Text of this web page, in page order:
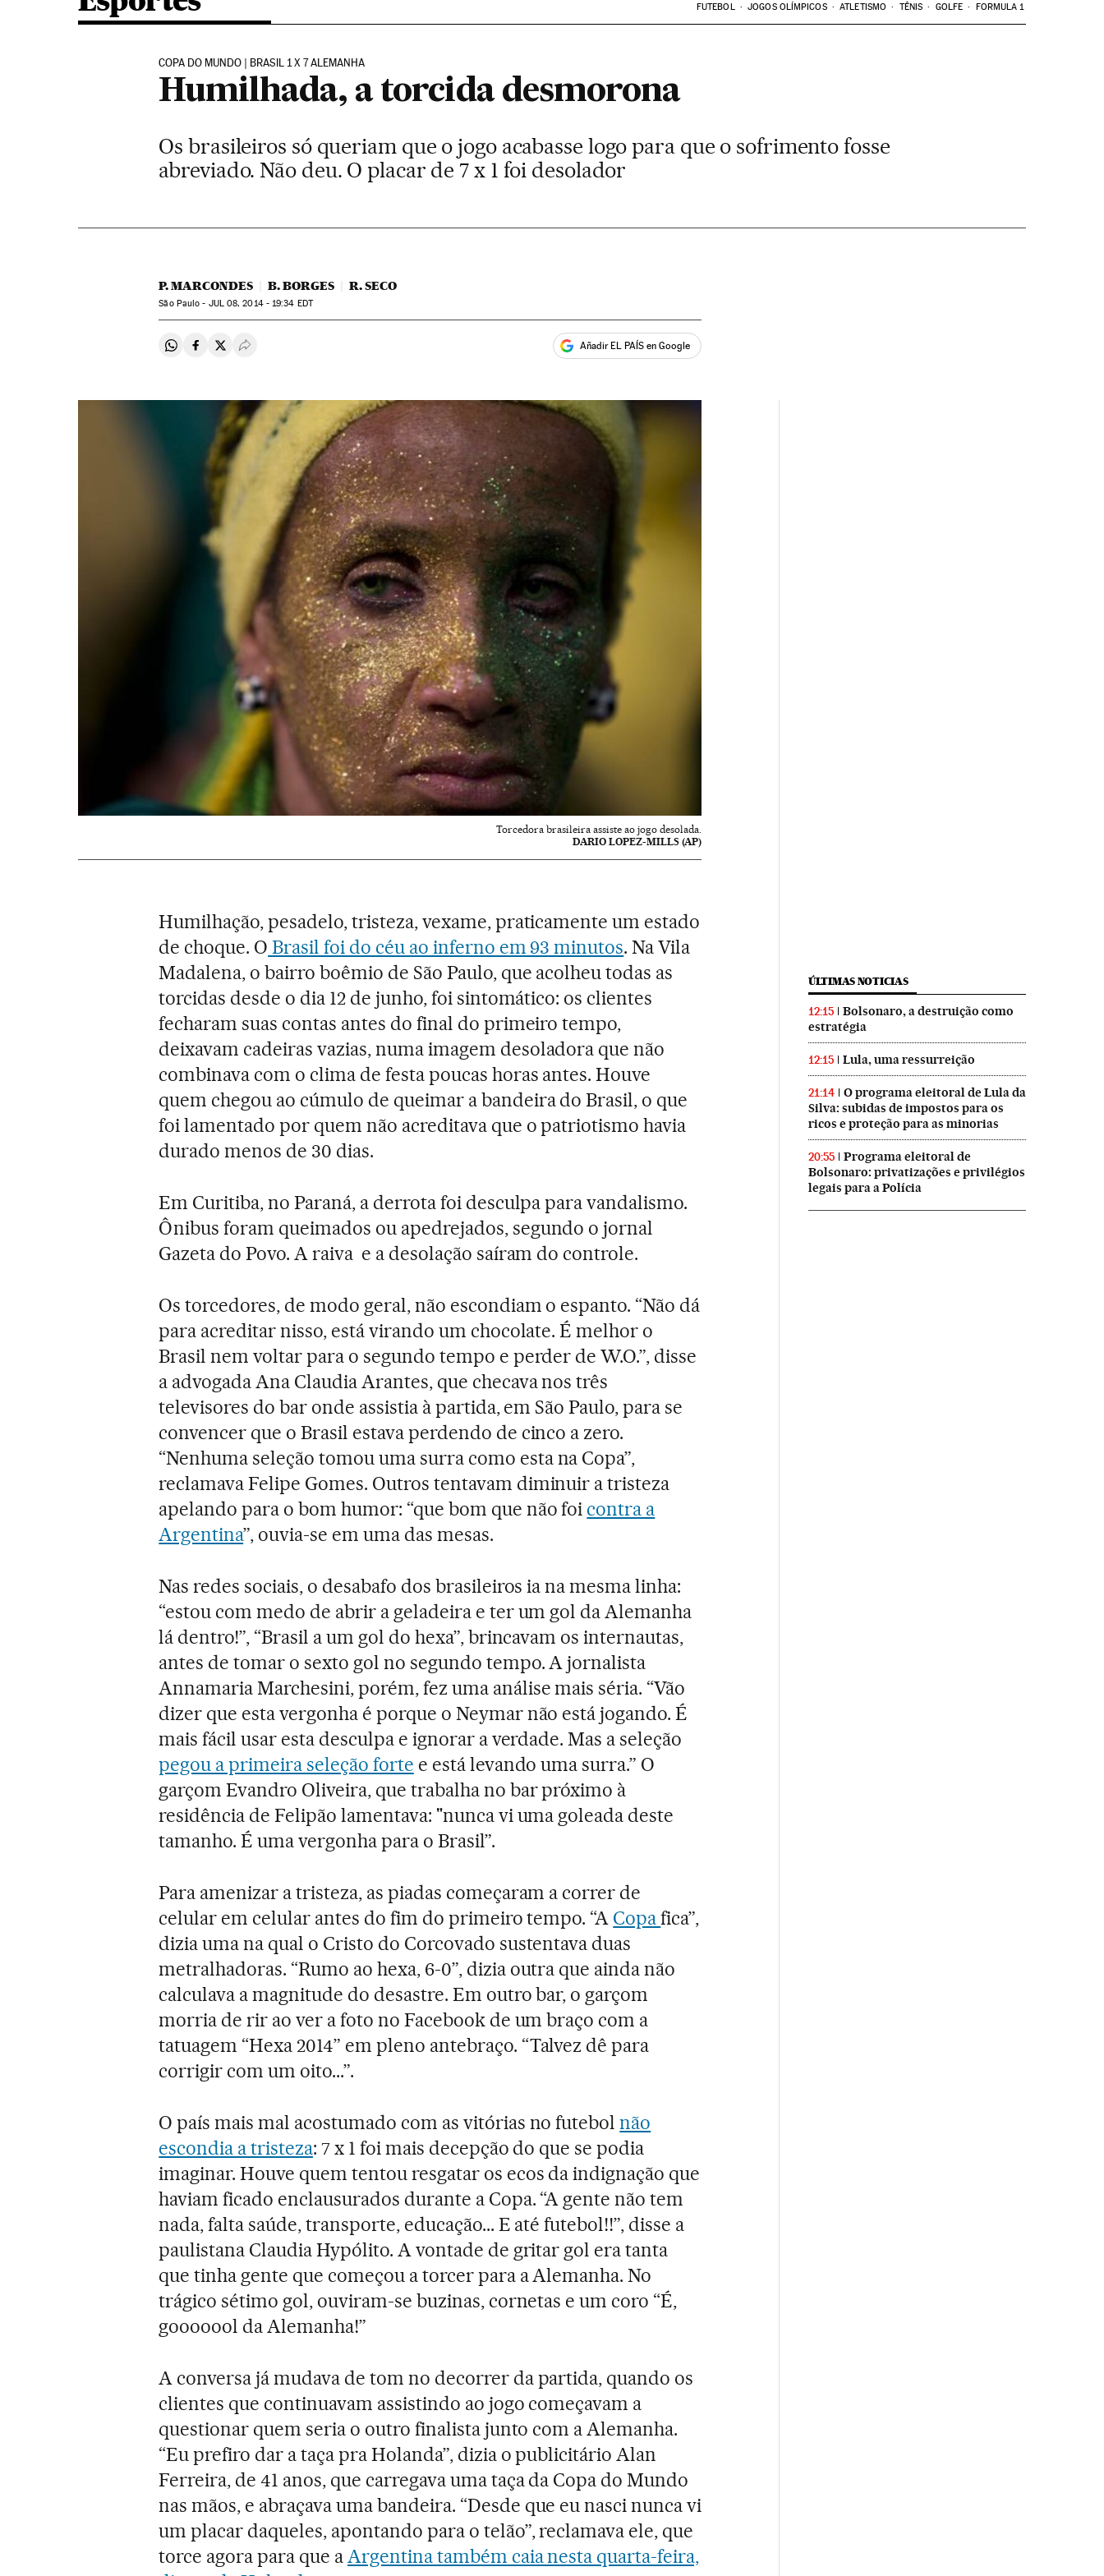
FUTEBOL JOGOS OLÍMPICOS ATLETISMO TÊNIS GOLFE FORMULA 1
COPA DO MUNDO | BRASIL 1 X 7 ALEMANHA
Humilhada, a torcida desmorona
Os brasileiros só queriam que o jogo acabasse logo para que o sofrimento fosse
abreviado. Não deu. O placar de 7 x 1 foi desolador
P. MARCONDES B. BORGES R. SECO
São Paulo - JUL08, 2014 - 19:34 EDT
Compartir en Whatsapp
Compartir en Facebook
Compartir en Twitter
Desplegar Redes Sociales Añadir EL PAÍS en Google
Torcedora brasileira assiste ao jogo desolada.
DARIO LOPEZ-MILLS (AP)
Humilhação, pesadelo, tristeza, vexame, praticamente um estado
de choque. O Brasil foi do céu ao inferno em 93 minutos. Na Vila
Madalena, o bairro boêmio de São Paulo, que acolheu todas as
torcidas desde o dia 12 de junho, foi sintomático: os clientes
fecharam suas contas antes do final do primeiro tempo,
deixavam cadeiras vazias, numa imagem desoladora que não
combinava com o clima de festa poucas horas antes. Houve
quem chegou ao cúmulo de queimar a bandeira do Brasil, o que
foi lamentado por quem não acreditava que o patriotismo havia
durado menos de 30 dias.
Em Curitiba, no Paraná, a derrota foi desculpa para vandalismo.
Ônibus foram queimados ou apedrejados, segundo o jornal
Gazeta do Povo. A raiva e a desolação saíram do controle.
Os torcedores, de modo geral, não escondiam o espanto. “Não dá
para acreditar nisso, está virando um chocolate. É melhor o
Brasil nem voltar para o segundo tempo e perder de W.O.”, disse
a advogada Ana Claudia Arantes, que checava nos três
televisores do bar onde assistia à partida, em São Paulo, para se
convencer que o Brasil estava perdendo de cinco a zero.
“Nenhuma seleção tomou uma surra como esta na Copa”,
reclamava Felipe Gomes. Outros tentavam diminuir a tristeza
apelando para o bom humor: “que bom que não foi contra a
Argentina”, ouvia-se em uma das mesas.
Nas redes sociais, o desabafo dos brasileiros ia na mesma linha:
“estou com medo de abrir a geladeira e ter um gol da Alemanha
lá dentro!”, “Brasil a um gol do hexa”, brincavam os internautas,
antes de tomar o sexto gol no segundo tempo. A jornalista
Annamaria Marchesini, porém, fez uma análise mais séria. “Vão
dizer que esta vergonha é porque o Neymar não está jogando. É
mais fácil usar esta desculpa e ignorar a verdade. Mas a seleção
pegou a primeira seleção forte e está levando uma surra.” O
garçom Evandro Oliveira, que trabalha no bar próximo à
residência de Felipão lamentava: "nunca vi uma goleada deste
tamanho. É uma vergonha para o Brasil”.
Para amenizar a tristeza, as piadas começaram a correr de
celular em celular antes do fim do primeiro tempo. “A Copafica”,
dizia uma na qual o Cristo do Corcovado sustentava duas
metralhadoras. “Rumo ao hexa, 6-0”, dizia outra que ainda não
calculava a magnitude do desastre. Em outro bar, o garçom
morria de rir ao ver a foto no Facebook de um braço com a
tatuagem “Hexa 2014” em pleno antebraço. “Talvez dê para
corrigir com um oito...”.
O país mais mal acostumado com as vitórias no futebolnão
escondia a tristeza: 7 x 1 foi mais decepção do que se podia
imaginar. Houve quem tentou resgatar os ecos da indignação que
haviam ficado enclausurados durante a Copa. “A gente não tem
nada, falta saúde, transporte, educação... E até futebol!!”, disse a
paulistana Claudia Hypólito. A vontade de gritar gol era tanta
que tinha gente que começou a torcer para a Alemanha. No
trágico sétimo gol, ouviram-se buzinas, cornetas e um coro “É,
gooooool da Alemanha!”
A conversa já mudava de tom no decorrer da partida, quando os
clientes que continuavam assistindo ao jogo começavam a
questionar quem seria o outro finalista junto com a Alemanha.
“Eu prefiro dar a taça pra Holanda”, dizia o publicitário Alan
Ferreira, de 41 anos, que carregava uma taça da Copa do Mundo
nas mãos, e abraçava uma bandeira. “Desde que eu nasci nunca vi
um placar daqueles, apontando para o telão”, reclamava ele, que
torce agora para que aArgentina também caia nesta quarta-feira,
ÚLTIMAS NOTICIAS
12:15
Bolsonaro, a destruição como
estratégia
12:15 Lula, uma ressurreição
21:14
O programa eleitoral de Lula da
Silva: subidas de impostos para os
ricos e proteção para as minorias
20:55
Programa eleitoral de
Bolsonaro: privatizações e privilégios
legais para a Polícia